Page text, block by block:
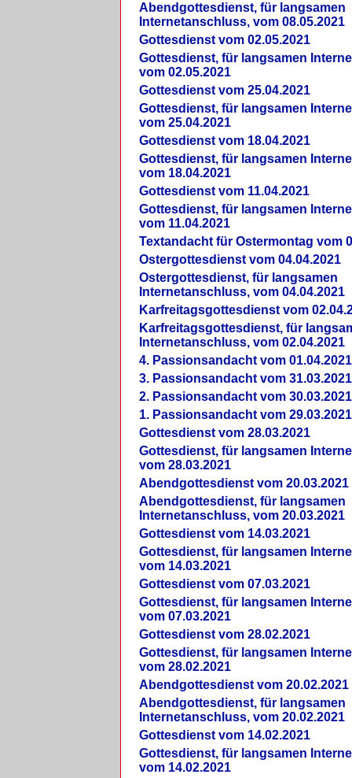
Abendgottesdienst, für langsamen
Internetanschluss, vom 08.05.2021
Gottesdienst vom 02.05.2021
Gottesdienst, für langsamen
vom 02.05.2021
Gottesdienst vom 25.04.2021
Gottesdienst, für langsamen
vom 25.04.2021
Gottesdienst vom 18.04.2021
Gottesdienst, für langsamen
vom 18.04.2021
Gottesdienst vom 11.04.2021
Gottesdienst, für langsamen
vom 11.04.2021
Textandacht für Ostermontag vom
Ostergottesdienst vom 04.04.2021
Ostergottesdienst, für langsamen
Internetanschluss, vom 04.04.2021
Karfreitagsgottesdienst vom
Karfreitagsgottesdienst, für
Internetanschluss, vom 02.04.2021
4. Passionsandacht vom 01.04.2021
3. Passionsandacht vom 31.03.2021
2. Passionsandacht vom 30.03.2021
1. Passionsandacht vom 29.03.2021
Gottesdienst vom 28.03.2021
Gottesdienst, für langsamen
vom 28.03.2021
Abendgottesdienst vom 20.03.2021
Abendgottesdienst, für langsamen
Internetanschluss, vom 20.03.2021
Gottesdienst vom 14.03.2021
Gottesdienst, für langsamen
vom 14.03.2021
Gottesdienst vom 07.03.2021
Gottesdienst, für langsamen
vom 07.03.2021
Gottesdienst vom 28.02.2021
Gottesdienst, für langsamen
vom 28.02.2021
Abendgottesdienst vom 20.02.2021
Abendgottesdienst, für langsamen
Internetanschluss, vom 20.02.2021
Gottesdienst vom 14.02.2021
Gottesdienst, für langsamen
vom 14.02.2021